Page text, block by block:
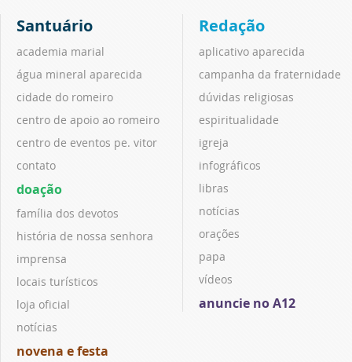
Santuário
academia marial
água mineral aparecida
cidade do romeiro
centro de apoio ao romeiro
centro de eventos pe. vitor
contato
doação
família dos devotos
história de nossa senhora
imprensa
locais turísticos
loja oficial
notícias
novena e festa
Redação
aplicativo aparecida
campanha da fraternidade
dúvidas religiosas
espiritualidade
igreja
infográficos
libras
notícias
orações
papa
vídeos
anuncie no A12